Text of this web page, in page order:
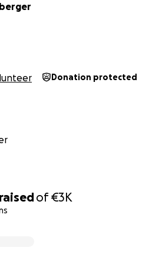
raisedof€3K
Essen, Hygieneartikeln
Donation protected